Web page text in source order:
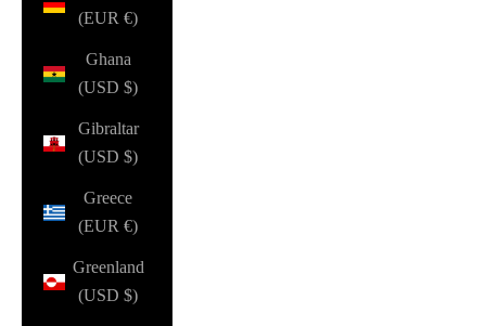
(EUR €)
Ghana
(USD $)
Gibraltar
(USD $)
Greece
(EUR €)
Greenland
(USD $)